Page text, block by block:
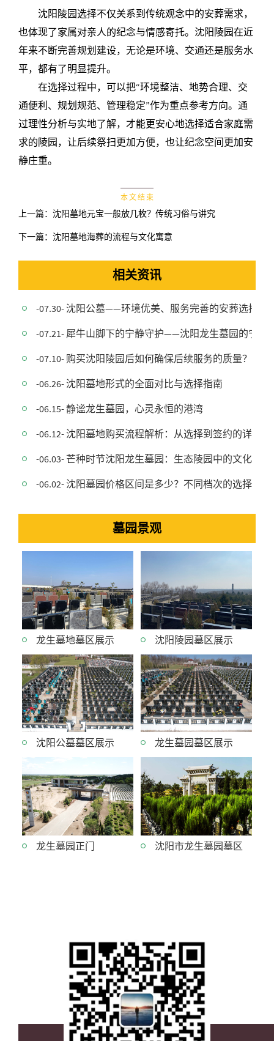
沈阳陵园选择不仅关系到传统观念中的安葬需求，
也体现了家属对亲人的纪念与情感寄托。沈阳陵园在近
年来不断完善规划建设，无论是环境、交通还是服务水
平，都有了明显提升。
在选择过程中，可以把“环境整洁、地势合理、交
通便利、规划规范、管理稳定”作为重点参考方向。通
过理性分析与实地了解，才能更安心地选择适合家庭需
求的陵园，让后续祭扫更加方便，也让纪念空间更加安
静庄重。
本 文 结 束
上一篇： 沈阳墓地元宝一般放几枚？传统习俗与讲究
下一篇： 沈阳墓地海葬的流程与文化寓意
相关资讯
-07.30- 沈阳公墓——环境优美、服务完善的安葬选择
-07.21- 犀牛山脚下的宁静守护——沈阳龙生墓园的宁静
-07.10- 购买沈阳陵园后如何确保后续服务的质量？
-06.26- 沈阳墓地形式的全面对比与选择指南
-06.15- 静谧龙生墓园，心灵永恒的港湾
-06.12- 沈阳墓地购买流程解析：从选择到签约的详细指
-06.03- 芒种时节沈阳龙生墓园：生态陵园中的文化传
-06.02- 沈阳墓园价格区间是多少？不同档次的选择有
墓园景观
龙生墓地墓区展示 沈阳陵园墓区展示
沈阳公墓墓区展示 龙生墓园墓区展示
龙生墓园正门 沈阳市龙生墓园墓区